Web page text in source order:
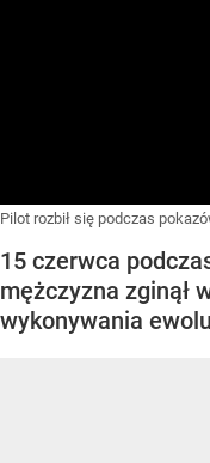
Pilot rozbił się podczas
15 czerwca
mężczyzna zginął
wykonywania